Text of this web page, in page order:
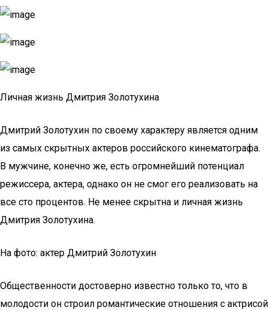
Личная жизнь Дмитрия Золотухина
Дмитрий Золотухин по своему характеру является одним
из самых скрытных актеров российского кинематографа.
В мужчине, конечно же, есть огромнейший потенциал
режиссера, актера, однако он не смог его реализовать на
все сто процентов. Не менее скрытна и личная жизнь
Дмитрия Золотухина.
На фото: актер Дмитрий Золотухин
Общественности достоверно известно только то, что в
молодости он строил романтические отношения с актрисой